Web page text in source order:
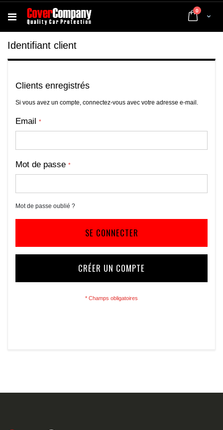
Cart
0 articles
Identifiant client
Clients enregistrés
Si vous avez un compte, connectez-vous avec votre adresse e-mail.
Email
Mot de passe
Mot de passe oublié ?
SE CONNECTER
CRÉER UN COMPTE